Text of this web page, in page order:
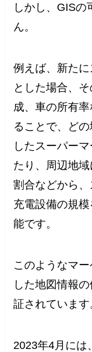
しかし、GISの
ん。
例えば、新た
とした場合、
成、車の所有
ることで、ど
したスーパー
たり、周辺地
割合などから
充電設備の規
能です。
このようなマ
した地図情報
証されています
2023年4月には